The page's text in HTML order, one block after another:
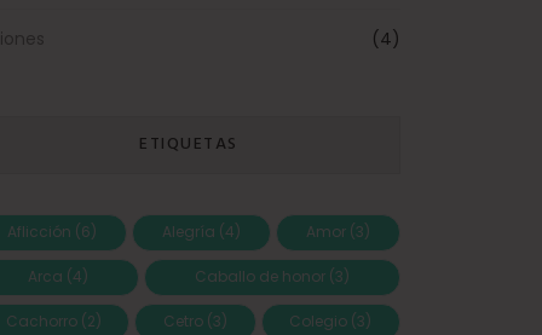
(4)
ETIQUETAS
Aflicción (6) Alegría (4) Amor (3)
Arca (4) Caballo de honor (3)
Cachorro(2) Cetro(3) Colegio (3)